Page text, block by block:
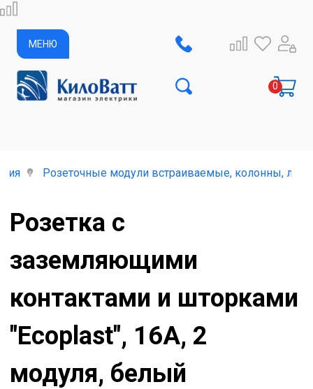
МЕНЮ
Розеточные модули встраиваемые, колонны,
Розетка с
заземляющими
контактами и шторками
"Ecoplast", 16А, 2
модуля, белый